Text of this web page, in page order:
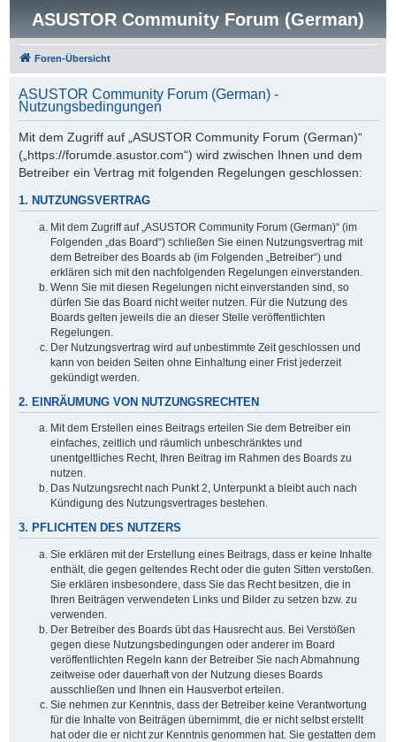
ASUSTOR Community Forum (German)
Foren-Übersicht
ASUSTOR Community Forum (German) -
Nutzungsbedingungen
Mit dem Zugriff auf „ASUSTOR Community Forum (German)“
(„https://forumde.asustor.com“) wird zwischen Ihnen und dem
Betreiber ein Vertrag mit folgenden Regelungen geschlossen:
1. NUTZUNGSVERTRAG
Mit dem Zugriff auf „ASUSTOR Community Forum (German)“ (im
Folgenden „das Board“) schließen Sie einen Nutzungsvertrag mit
dem Betreiber des Boards ab (im Folgenden „Betreiber“) und
erklären sich mit den nachfolgenden Regelungen einverstanden.
Wenn Sie mit diesen Regelungen nicht einverstanden sind, so
dürfen Sie das Board nicht weiter nutzen. Für die Nutzung des
Boards gelten jeweils die an dieser Stelle veröffentlichten
Regelungen.
Der Nutzungsvertrag wird auf unbestimmte Zeit geschlossen und
kann von beiden Seiten ohne Einhaltung einer Frist jederzeit
gekündigt werden.
2. EINRÄUMUNG VON NUTZUNGSRECHTEN
Mit dem Erstellen eines Beitrags erteilen Sie dem Betreiber ein
einfaches, zeitlich und räumlich unbeschränktes und
unentgeltliches Recht, Ihren Beitrag im Rahmen des Boards zu
nutzen.
Das Nutzungsrecht nach Punkt 2, Unterpunkt a bleibt auch nach
Kündigung des Nutzungsvertrages bestehen.
3. PFLICHTEN DES NUTZERS
Sie erklären mit der Erstellung eines Beitrags, dass er keine Inhalte
enthält, die gegen geltendes Recht oder die guten Sitten verstoßen.
Sie erklären insbesondere, dass Sie das Recht besitzen, die in
Ihren Beiträgen verwendeten Links und Bilder zu setzen bzw. zu
verwenden.
Der Betreiber des Boards übt das Hausrecht aus. Bei Verstößen
gegen diese Nutzungsbedingungen oder anderer im Board
veröffentlichten Regeln kann der Betreiber Sie nach Abmahnung
zeitweise oder dauerhaft von der Nutzung dieses Boards
ausschließen und Ihnen ein Hausverbot erteilen.
Sie nehmen zur Kenntnis, dass der Betreiber keine Verantwortung
für die Inhalte von Beiträgen übernimmt, die er nicht selbst erstellt
hat oder die er nicht zur Kenntnis genommen hat. Sie gestatten dem